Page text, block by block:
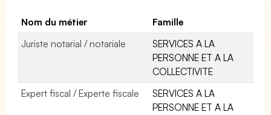
Nom du métier
Famille
Juriste notarial / notariale
SERVICES A LA
PERSONNE ET A LA
COLLECTIVITE
Expert fiscal / Experte fiscale
SERVICES A LA
PERSONNE ET A LA